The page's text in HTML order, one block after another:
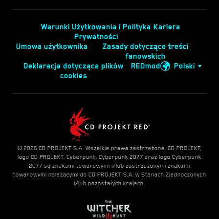
Warunki Użytkowania i Polityka
Prywatności
Kariera
Umowa użytkownika
Zasady dotyczące treści
fanowskich
Deklaracja dotycząca plików
cookies
REDmod Polski
© 2026 CD PROJEKT S.A. Wszelkie prawa zastrzeżone. CD PROJEKT,
logo CD PROJEKT, Cyberpunk, Cyberpunk 2077 oraz logo Cyberpunk
2077 są znakami towarowymi i/lub zastrzeżonymi znakami
towarowymi należącymi do CD PROJEKT S.A. w Stanach Zjednoczonych
i/lub pozostałych krajach.